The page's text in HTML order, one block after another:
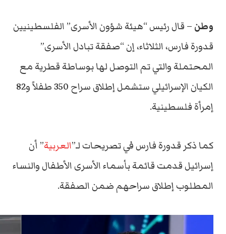
وطن – قال رئيس “هيئة شؤون الأسرى” الفلسطينيين
قدورة فارس، الثلاثاء، إن “صفقة تبادل الأسرى”
المحتملة والتي تم التوصل لها بوساطة قطرية مع
الكيان الإسرائيلي ستشمل إطلاق سراح 350 طفلاً و82
إمرأة فلسطينية.
كما ذكر قدورة فارس في تصريحات لـ”العربية” أن
إسرائيل قدمت قائمة بأسماء الأسرى الأطفال والنساء
المطلوب إطلاق سراحهم ضمن الصفقة.